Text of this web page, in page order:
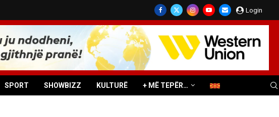
Login
SPORT SHOWBIZZ KULTURË + MË TEPËR…